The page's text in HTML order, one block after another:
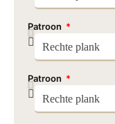
Patroon
Patroon